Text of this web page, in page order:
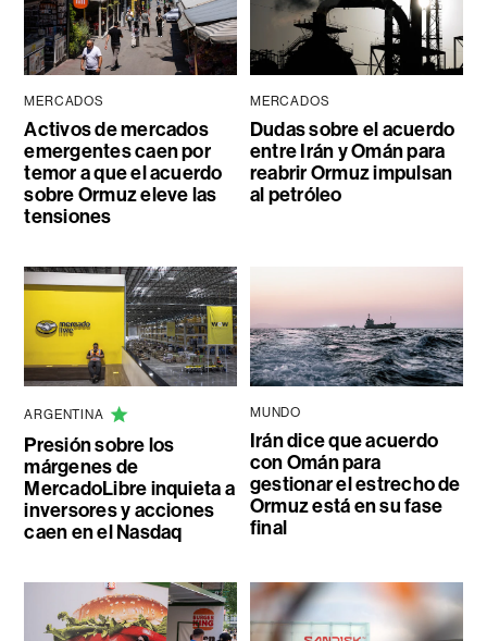
MERCADOS
Activos de mercados
emergentes caen por
temor a que el acuerdo
sobre Ormuz eleve las
tensiones
MERCADOS
Dudas sobre el acuerdo
entre Irán y Omán para
reabrir Ormuz impulsan
al petróleo
ARGENTINA
Presión sobre los
márgenes de
MercadoLibre inquieta a
inversores y acciones
caen en el Nasdaq
MUNDO
Irán dice que acuerdo
con Omán para
gestionar el estrecho de
Ormuz está en su fase
final